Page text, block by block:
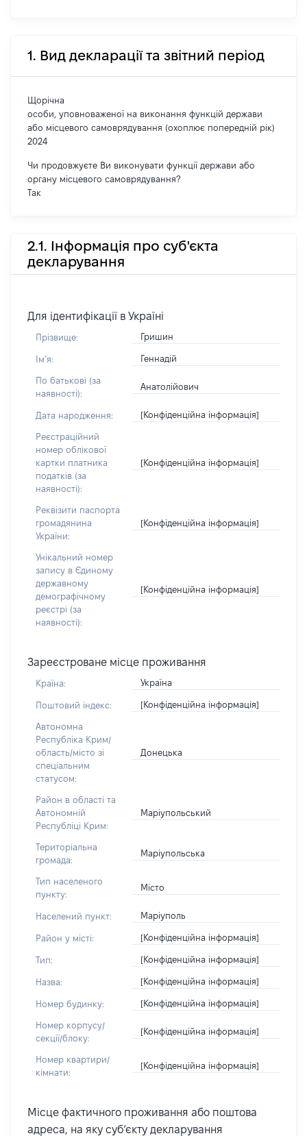
1. Вид декларації та звітний період
Щорічна
особи, уповноваженої на виконання функцій держави
або місцевого самоврядування (охоплює попередній рік)
2024
Чи продовжуєте Ви виконувати функції держави або
органу місцевого самоврядування?
Так
2.1. Інформація про суб'єкта
декларування
Для ідентифікації в Україні
Прізвище: Гришин
Імʼя: Геннадій
По батькові (за
наявності):
Анатолійович
Дата народження: [Конфіденційна інформація]
Реєстраційний
номер облікової
картки платника
податків (за
наявності):
[Конфіденційна інформація]
Реквізити паспорта
громадянина
України:
[Конфіденційна інформація]
Унікальний номер
запису в Єдиному
державному
демографічному
реєстрі (за
наявності):
[Конфіденційна інформація]
Зареєстроване місце проживання
Країна: Україна
Поштовий індекс: [Конфіденційна інформація]
Автономна
Республіка Крим/
область/місто зі
спеціальним
статусом:
Донецька
Район в області та
Автономній
Республіці Крим:
Маріупольський
Територіальна
громада:
Маріупольська
Тип населеного
пункту:
Місто
Населений пункт: Маріуполь
Район у місті: [Конфіденційна інформація]
Тип: [Конфіденційна інформація]
Назва: [Конфіденційна інформація]
Номер будинку: [Конфіденційна інформація]
Номер корпусу/
секції/блоку:
[Конфіденційна інформація]
Номер квартири/
кімнати:
[Конфіденційна інформація]
Місце фактичного проживання або поштова
адреса, на яку суб’єкту декларування